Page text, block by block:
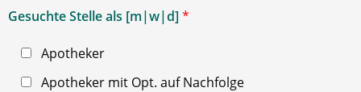
Gesuchte Stelle als [m|w|d] *
Apotheker
Apotheker mit Opt. auf Nachfolge